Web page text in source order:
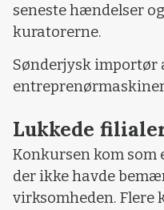
seneste hændelser
kuratorerne.
Sønderjysk importør
Lukkede
Konkursen kom som
der ikke havde
virksomheden. Flere